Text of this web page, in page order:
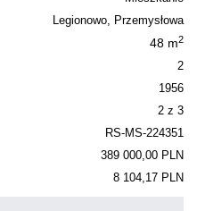
Legionowo, Przemysłowa
48 m2
2
1956
2 z 3
RS-MS-224351
389 000,00 PLN
8 104,17 PLN